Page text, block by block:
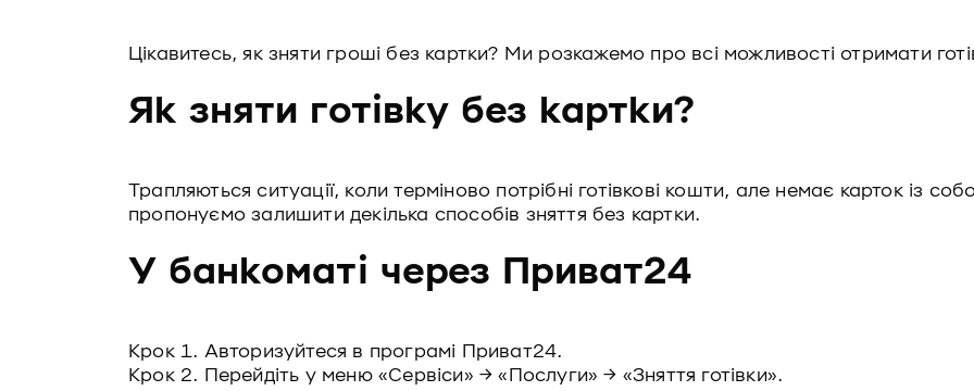
Цікавитесь, як зняти гроші без картки? Ми розкажемо про всі можливості отримати
Як зняти готівку без картки?
Трапляються ситуації, коли терміново потрібні готівкові кошти, але немає карток із
пропонуємо залишити декілька способів зняття без картки.
У банкоматі через Приват24
Крок 1. Авторизуйтеся в програмі Приват24.
Крок 2. Перейдіть у меню «Сервіси» → «Послуги» → «Зняття готівки».